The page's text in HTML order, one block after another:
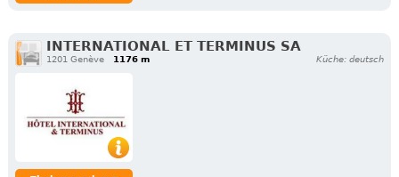
INTERNATIONAL ET TERMINUS SA
1201 Genève 1176 m Küche: deutsch